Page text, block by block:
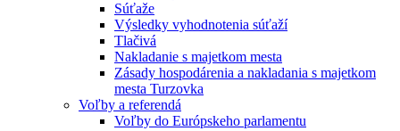
Súťaže
Výsledky vyhodnotenia súťaží
Tlačivá
Nakladanie s majetkom mesta
Zásady hospodárenia a nakladania s majetkom
mesta Turzovka
Voľby a referendá
Voľby do Európskeho parlamentu